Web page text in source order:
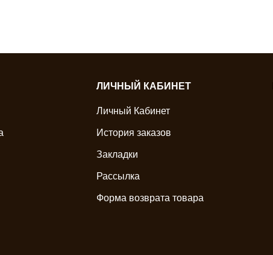
ЛИЧНЫЙ КАБИНЕТ
Личный Кабинет
История заказов
Закладки
Рассылка
Форма возврата товара